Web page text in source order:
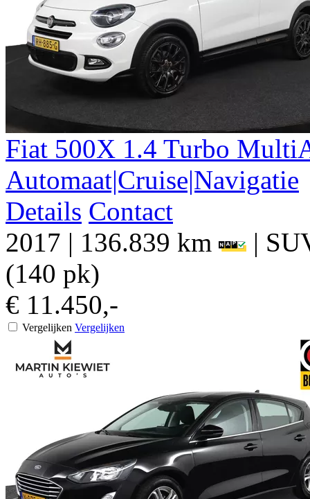
Fiat 500X 1.4 Turbo
Automaat|Cruise|Navigatie
Details Contact
2017 | 136.839 km |
(140 pk)
€ 11.450,-
Vergelijken Vergelijken